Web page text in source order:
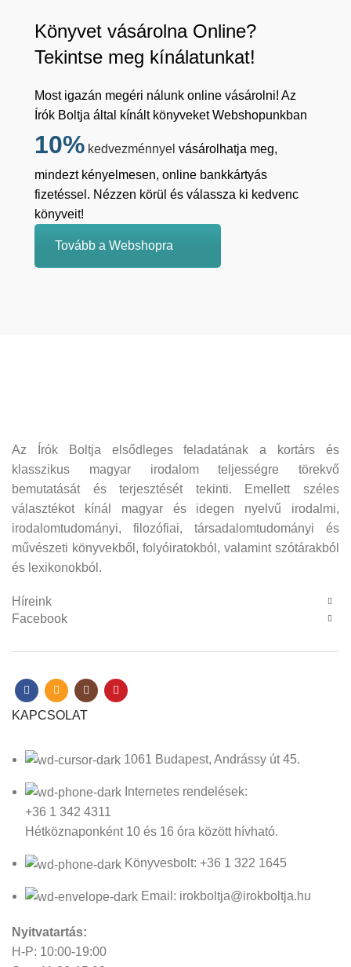
Könyvet vásárolna Online?
Tekintse meg kínálatunkat!
Most igazán megéri nálunk online vásárolni! Az
Írók Boltja által kínált könyveket Webshopunkban
10% kedvezménnyel vásárolhatja meg,
mindezt kényelmesen, online bankkártyás
fizetéssel. Nézzen körül és válassza ki kedvenc
könyveit!
Tovább a Webshopra
Az Írók Boltja elsődleges feladatának a kortárs és
klasszikus magyar irodalom teljességre törekvő
bemutatását és terjesztését tekinti. Emellett széles
választékot kínál magyar és idegen nyelvű irodalmi,
irodalomtudományi, filozófiai, társadalomtudományi és
művészeti könyvekből, folyóiratokból, valamint szótárakból
és lexikonokból.
Híreink
Facebook
KAPCSOLAT
1061 Budapest, Andrássy út 45.
Internetes rendelések:
+36 1 342 4311
Hétköznaponként 10 és 16 óra között hívható.
Könyvesbolt: +36 1 322 1645
Email: irokboltja@irokboltja.hu
Nyitvatartás:
H-P: 10:00-19:00